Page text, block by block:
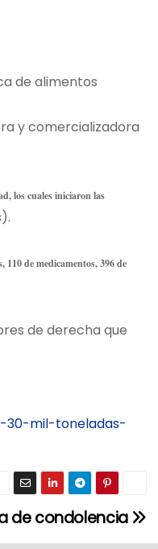
de alimentos
y comercializadora
los cuales iniciaron las
110 de medicamentos, 396 de
de derecha que
30-mil-toneladas-
de condolencia